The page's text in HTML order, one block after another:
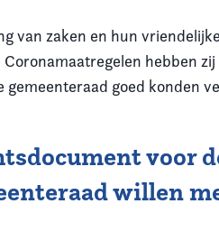
van zaken en hun
hebben
goed konden
voor
willen